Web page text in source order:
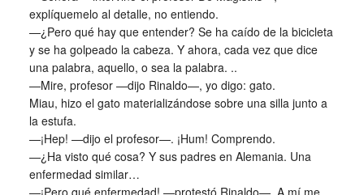
explíquemelo al detalle, no entiendo.
—¿Pero qué hay que entender? Se ha caído de la bicicleta
y se ha golpeado la cabeza. Y ahora, cada vez que dice
una palabra, aquello, o sea la palabra. ..
—Mire, profesor —dijo Rinaldo—, yo digo: gato.
Miau, hizo el gato materializándose sobre una silla junto a
la estufa.
—¡Hep! —dijo el profesor—. ¡Hum! Comprendo.
—¿Ha visto qué cosa? Y sus padres en Alemania. Una
enfermedad similar…
—¡Pero qué enfermedad! —protestó Rinaldo—. A mí me